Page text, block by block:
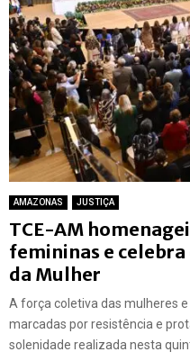
AMAZONAS JUSTIÇA
TCE-AM
femininas e
da Mulher
A força coletiva das mulheres
marcadas por resistência e
solenidade realizada nesta